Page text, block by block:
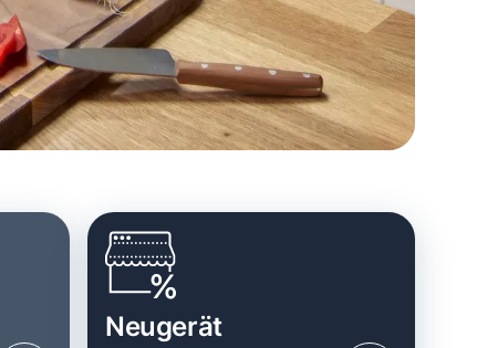
Neugerät